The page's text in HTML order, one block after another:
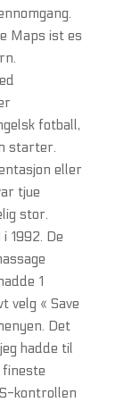
Maps ist es
fotball,
starter.
eller
tjue
stor.
1992. De
1
velg « Save
Det
hadde til
fineste
kontrollen